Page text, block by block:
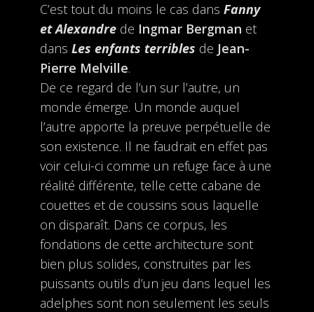
C’est tout du moins le cas dans Fanny
et Alexandrede Ingmar Bergman et
dans Les enfants terribles de Jean-
Pierre Melville.
De ce regard de l’un sur l’autre, un
monde émerge. Un monde auquel
l’autre apporte la preuve perpétuelle de
son existence. Il ne faudrait en effet pas
voir celui-ci comme un refuge face à une
réalité différente, telle cette cabane de
couettes et de coussins sous laquelle
on disparaît. Dans ce corpus, les
fondations de cette architecture sont
bien plus solides, construites par les
puissants outils d’un jeu dans lequel les
adelphes sont non seulement les seuls